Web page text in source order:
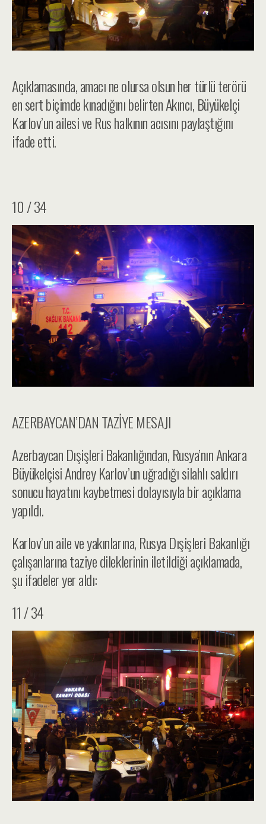
Açıklamasında, amacı ne olursa olsun her türlü terörü
en sert biçimde kınadığını belirten Akıncı, Büyükelçi
Karlov’un ailesi ve Rus halkının acısını paylaştığını
ifade etti.
10 / 34
AZERBAYCAN’DAN TAZİYE MESAJI
Azerbaycan Dışişleri Bakanlığından, Rusya’nın Ankara
Büyükelçisi Andrey Karlov’un uğradığı silahlı saldırı
sonucu hayatını kaybetmesi dolayısıyla bir açıklama
yapıldı.
Karlov’un aile ve yakınlarına, Rusya Dışişleri Bakanlığı
çalışanlarına taziye dileklerinin iletildiği açıklamada,
şu ifadeler yer aldı:
11 / 34